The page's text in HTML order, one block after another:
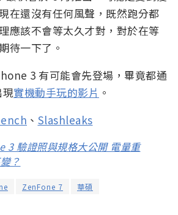
在還沒有任何風聲，既然跑分都
應該不會等太久才對，對於在等
待一下了。
3 有可能會先登場，畢竟都通
現實機動手玩的影片 。
、 Slashleaks
3 驗證照與規格大公開 電量重
？
ZenFone 7 華碩